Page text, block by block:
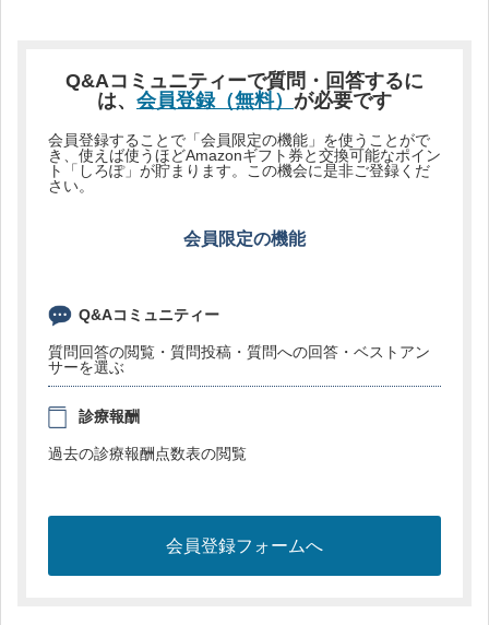
Q&Aコミュニティーで質問・回答するに
は、 会員登録（無料） が必要です
会員登録することで「会員限定の機能」を使うことがで
き、使えば使うほどAmazonギフト券と交換可能なポイン
ト「しろぽ」が貯まります。この機会に是非ご登録くだ
さい。
会員限定の機能
Q&Aコミュニティー
質問回答の閲覧・質問投稿・質問への回答・ベストアン
サーを選ぶ
診療報酬
過去の診療報酬点数表の閲覧
会員登録フォームへ